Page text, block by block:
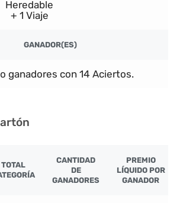
Heredable
+ 1 Viaje
GANADOR(ES)
ganadores con 14 Aciertos.
TOTAL
CANTIDAD
DE
GANADORES
PREMIO
LÍQUIDO POR
GANADOR